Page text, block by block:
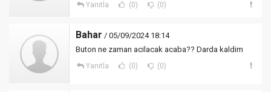
Yanıtla (0) (0)
Bahar / 05/09/2024 18:14
Buton ne zaman acilacak acaba?? Darda kaldim
Yanıtla (0) (0)